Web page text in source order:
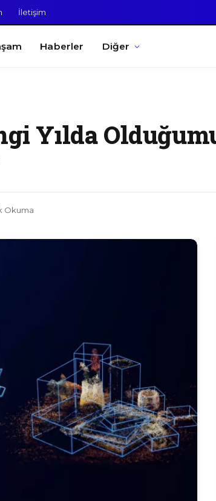
İletişim
Haberler Diğer
Yılda
Okuma